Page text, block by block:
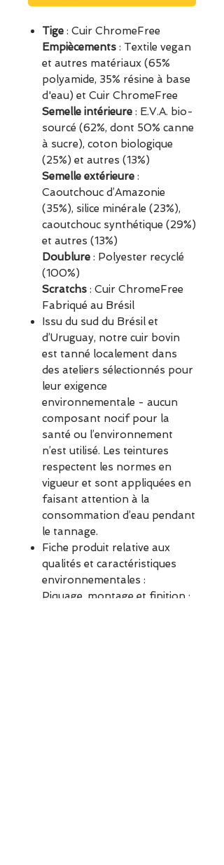
Tige : Cuir ChromeFree
Empiècements : Textile vegan
et autres matériaux (65%
polyamide, 35% résine à base
d'eau) et Cuir ChromeFree
Semelle intérieure : E.V.A. bio-
sourcé (62%, dont 50% canne
à sucre), coton biologique
(25%) et autres (13%)
Semelle extérieure :
Caoutchouc d’Amazonie
(35%), silice minérale (23%),
caoutchouc synthétique (29%)
et autres (13%)
Doublure : Polyester recyclé
(100%)
Scratchs : Cuir ChromeFree
Fabriqué au Brésil
Issu du sud du Brésil et
d’Uruguay, notre cuir bovin
est tanné localement dans
des ateliers sélectionnés pour
leur exigence
environnementale - aucun
composant nocif pour la
santé ou l’environnement
n’est utilisé. Les teintures
respectent les normes en
vigueur et sont appliquées en
faisant attention à la
consommation d’eau pendant
le tannage.
Fiche produit relative aux
qualités et caractéristiques
environnementales :
Piquage, montage et finition :